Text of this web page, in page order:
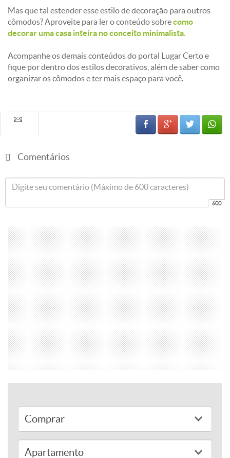
Mas que tal estender esse estilo de decoração para outros
cômodos? Aproveite para ler o conteúdo sobrecomo
decorar uma casa inteira no conceito minimalista.
Acompanhe os demais conteúdos do portal Lugar Certo e
fique por dentro dos estilos decorativos, além de saber como
organizar os cômodos e ter mais espaço para você.
Comentários
600